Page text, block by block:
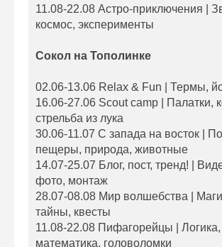
11.08-22.08 Астро-приключения |
космос, эксперименты
Сокол на Тополинке
02.06-13.06 Relax & Fun | Термы,
16.06-27.06 Scout camp | Палатки,
стрельба из лука
30.06-11.07 С запада на восток |
пещеры, природа, животные
14.07-25.07 Блог, пост, тренд! |
фото, монтаж
28.07-08.08 Мир волшебства |
тайны, квесты
11.08-22.08 Пифагорейцы | Логика,
математика, головоломки